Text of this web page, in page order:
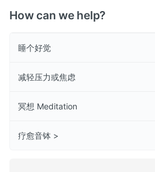
How can we help?
睡个好觉
减轻压力或焦虑
冥想 Meditation
疗愈音钵 >